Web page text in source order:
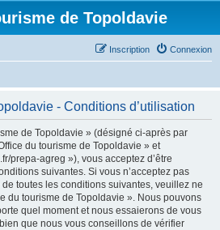
de Topoldavie
Connexion
Inscription
- Conditions d’utilisation
de Topoldavie » (désigné ci-après par
du tourisme de Topoldavie » et
prepa-agreg »), vous acceptez d’être
suivantes. Si vous n’acceptez pas
toutes les conditions suivantes, veuillez ne
du tourisme de Topoldavie ». Nous pouvons
quel moment et nous essaierons de vous
que nous vous conseillons de vérifier